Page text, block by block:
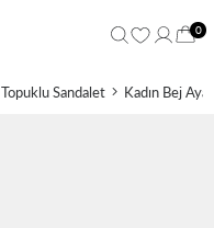
0
Topuklu Sandalet Kadın Bej